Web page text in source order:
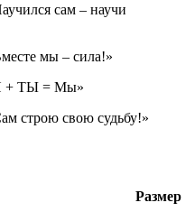
сам – научи
мы – сила!»
+ ТЫ = Мы»
строю свою судьбу!»
Размер